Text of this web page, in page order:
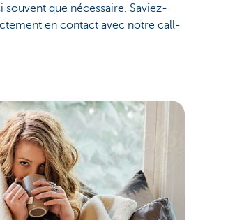
souvent que nécessaire. Saviez-
en contact avec notre call-